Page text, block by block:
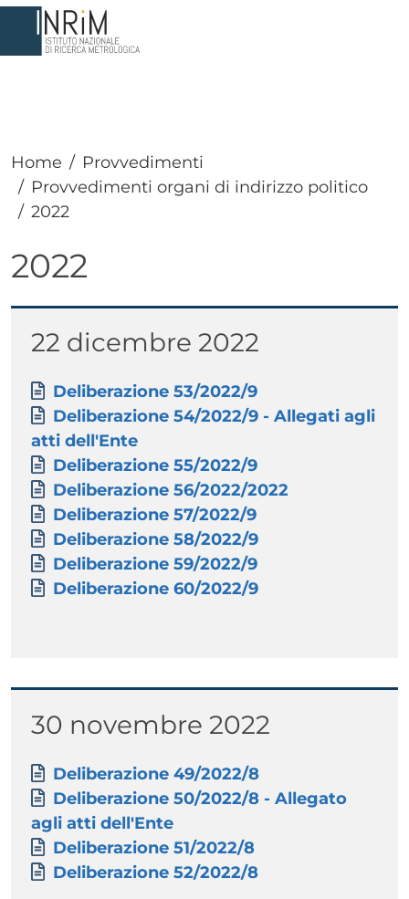
Salta al contenuto principale
Home
Provvedimenti
Provvedimenti organi di indirizzo politico
2022
2022
Titolo
22 dicembre 2022
Paragrafo
Allegati
Documento
Deliberazione 53/2022/9
Documento
Deliberazione 54/2022/9 - Allegati agli
atti dell'Ente
Documento
Deliberazione 55/2022/9
Documento
Deliberazione 56/2022/2022
Documento
Deliberazione 57/2022/9
Documento
Deliberazione 58/2022/9
Documento
Deliberazione 59/2022/9
Documento
Deliberazione 60/2022/9
Titolo
30 novembre 2022
Paragrafo
Allegati
Documento
Deliberazione 49/2022/8
Documento
Deliberazione 50/2022/8 - Allegato
agli atti dell'Ente
Documento
Deliberazione 51/2022/8
Documento
Deliberazione 52/2022/8